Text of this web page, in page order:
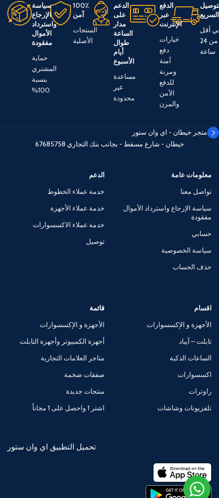
السريع
أقل
من 24
ساعة
الدفع
عبر
الإنترنت
خيارات
دفع
آمنة
ومرنة
للدفع
الآمن
والمرن
الدعم
على
مدار
الساعة
طوال
أيام
الأسبوع
مساعدة
غير
محدودة
100٪
آمن
المنتجات
الأصلية
سياسة
الإرجاع
واسترداد
الأموال
مفقودة
حماية
المشتري
بنسبة
100%
متجر خيطان - اي وان ستور
خيطان - شارع مسقط - بجانب بنك التجاري 67685758
معلومات عامة
تواصل معنا
سياسة الإرجاع واسترداد الأموال
مفقودة
حسابي
سياسة الخصوصية
حذف الحساب
الدعم
خدمة عملاء الخطوط
خدمة عملاء الأجهزة
خدمة عملاء الاكسسوارات
توصيل
اقسام
الأجهزة و الإكسسوارات
تابلت – آيباد
الساعات الذكية
اكسسوارات
راوترات
تلفزيونات وشاشات
قائمة
الأجهزة و الإكسسوارات
أجهزة الكمبيوتر وأجهزة التابلت
متاجر العلامات التجارية
صفقات ضخمة
منتجات جديدة
اشتر 1 واحصل على 1 مجاناً
تحميل التطبيق اي وان ستور